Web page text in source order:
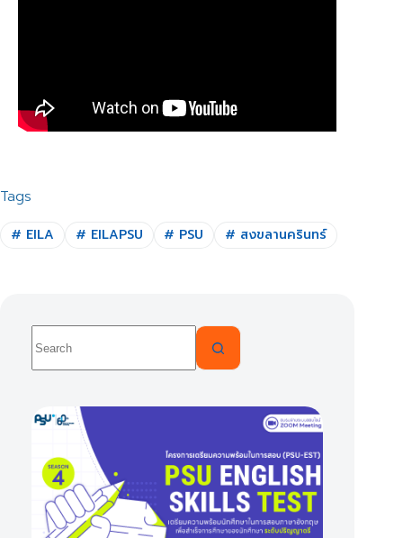
Tags
# EILA # EILAPSU # PSU # สงขลานครินทร์
results